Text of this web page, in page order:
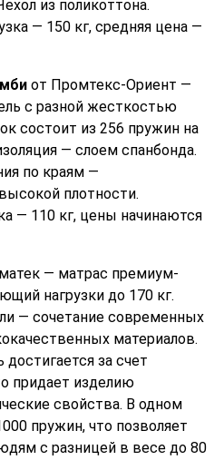
из поликоттона.
— 150 кг, средняя цена —
от Промтекс-Ориент —
с разной жесткостью
состоит из 256 пружин на
— слоем спанбонда.
по краям —
плотности.
— 110 кг, цены начинаются
— матрас премиум-
нагрузки до 170 кг.
— сочетание современных
материалов.
за счет
придает изделию
свойства. В одном
пружин, что позволяет
с разницей в весе до 80